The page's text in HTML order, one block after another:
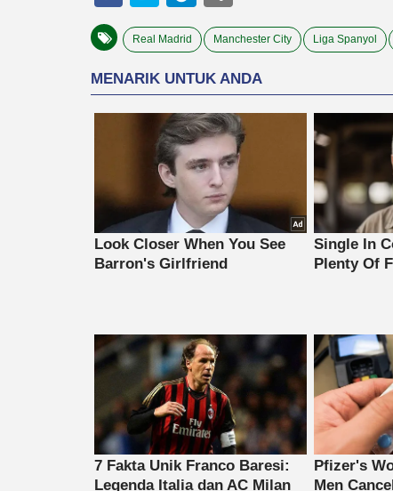
Real Madrid Manchester City Liga Spanyol